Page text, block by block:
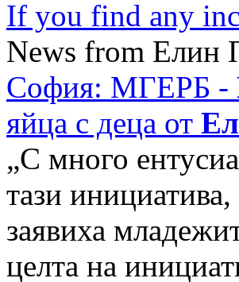
If you find any
News from Елин
София: МГЕРБ -
яйца с деца от
„С много
тази
заявиха
целта на